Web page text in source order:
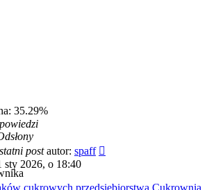
35.29%
postautor: spaff
sty 2026, o 18:40